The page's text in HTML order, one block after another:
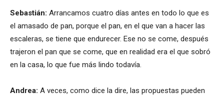
Sebastián: Arrancamos cuatro días antes en todo lo que es
el amasado de pan, porque el pan, en el que van a hacer las
escaleras, se tiene que endurecer. Ese no se come, después
trajeron el pan que se come, que en realidad era el que sobró
en la casa, lo que fue más lindo todavía.
Andrea: A veces, como dice la dire, las propuestas pueden